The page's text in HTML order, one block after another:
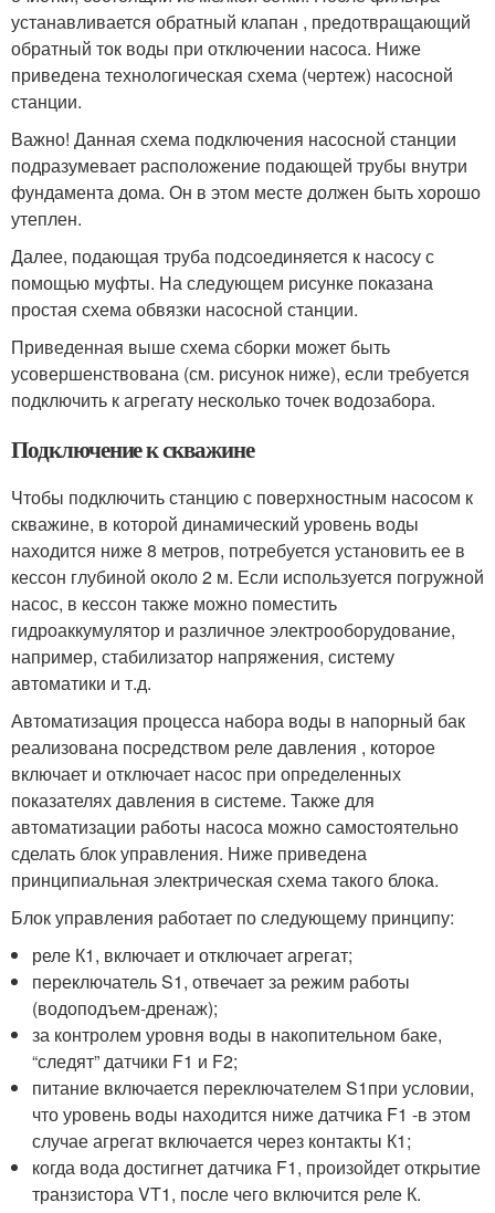
устанавливается обратный клапан , предотвращающий
обратный ток воды при отключении насоса. Ниже
приведена технологическая схема (чертеж) насосной
станции.
Важно! Данная схема подключения насосной станции
подразумевает расположение подающей трубы внутри
фундамента дома. Он в этом месте должен быть хорошо
утеплен.
Далее, подающая труба подсоединяется к насосу с
помощью муфты. На следующем рисунке показана
простая схема обвязки насосной станции.
Приведенная выше схема сборки может быть
усовершенствована (см. рисунок ниже), если требуется
подключить к агрегату несколько точек водозабора.
Подключение к скважине
Чтобы подключить станцию с поверхностным насосом к
скважине, в которой динамический уровень воды
находится ниже 8 метров, потребуется установить ее в
кессон глубиной около 2 м. Если используется погружной
насос, в кессон также можно поместить
гидроаккумулятор и различное электрооборудование,
например, стабилизатор напряжения, систему
автоматики и т.д.
Автоматизация процесса набора воды в напорный бак
реализована посредством реле давления , которое
включает и отключает насос при определенных
показателях давления в системе. Также для
автоматизации работы насоса можно самостоятельно
сделать блок управления. Ниже приведена
принципиальная электрическая схема такого блока.
Блок управления работает по следующему принципу:
реле К1, включает и отключает агрегат;
переключатель S1, отвечает за режим работы
(водоподъем-дренаж);
за контролем уровня воды в накопительном баке,
“следят” датчики F1 и F2;
питание включается переключателем S1при условии,
что уровень воды находится ниже датчика F1 -в этом
случае агрегат включается через контакты К1;
когда вода достигнет датчика F1, произойдет открытие
транзистора VT1, после чего включится реле К.